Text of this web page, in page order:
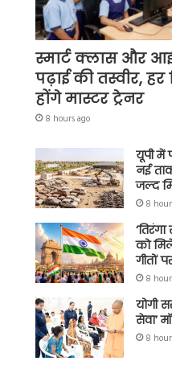
स्मार्ट क्लास और
पढ़ाई की तस्वीर,
होंगे मास्टर ट्रेनर
8 hours ago
यूपी में
नई
जल्द
8
को
गीतों
8
योगी
सेवा’
8